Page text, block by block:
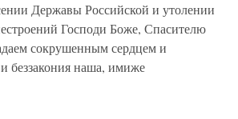
Державы Российской и утолении
Господи Боже, Спасителю
сокрушенным сердцем и
беззакония наша, имиже